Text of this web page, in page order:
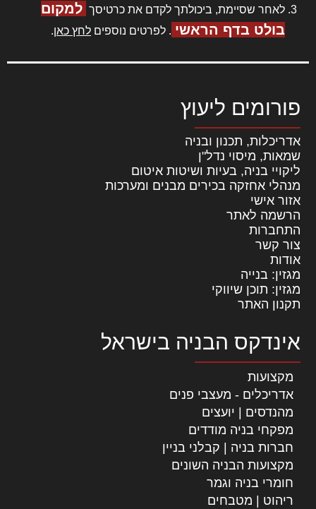
לאחר שסיימת, ביכולתך לקדם את כרטיסך למקום
בולט בדף הראשי . לפרטים נוספים לחץ כאן.
פורומים ליעוץ
אדריכלות, תכנון ובניה
שמאות, מיסוי נדל"ן
ליקויי בניה, בעיות ושיטות איטום
מנהלי אחזקה בכירים מבנים ומערכות
אזור אישי
הרשמה לאתר
התחברות
צור קשר
אודות
מגזין: בנייה
מגזין: תוכן שיווקי
תקנון האתר
אינדקס הבניה בישראל
מקצועות
אדריכלים - מעצבי פנים
מהנדסים | יועצים
מפקחי בניה מודדים
חברות בניה | קבלני בניין
מקצועות הבניה השונים
חומרי בניה וגמר
ריהוט | מטבחים